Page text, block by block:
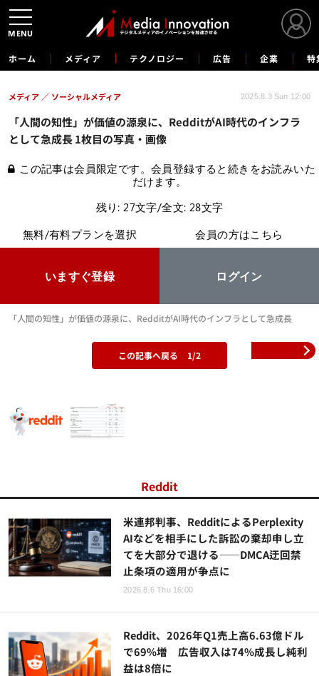
ホーム メディア テクノロジー 広告 企業 特
「人間の知性」が価値の源泉に、RedditがAI時代のインフラ
として急成長 1枚目の写真・画像
メディア ソーシャルメディア 2025.8.3 Sun 12:00
この記事は会員限定です。会員登録すると続きをお読みいた
だけます。
残り: 27文字/全文: 28文字
無料/有料プランを選択
いますぐ登録
会員の方はこちら
ログイン
「人間の知性」が価値の源泉に、RedditがAI時代のインフラとして急成長
この記事へ戻る 1/2
Reddit
米連邦判事、RedditによるPerplexity
AIなどを相手にした訴訟の棄却申し立
てを大部分で退ける——DMCA迂回禁
止条項の適用が争点に
2026.8.6 Thu 16:00
Reddit、2026年Q1売上高6.63億ドル
で69%増 広告収入は74%成長し純利
益は8倍に
MENU